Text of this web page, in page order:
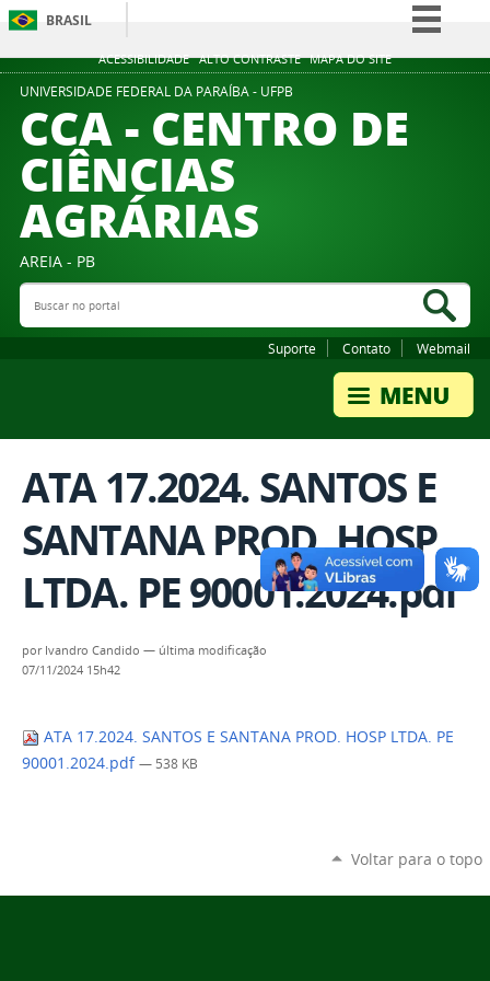
ACESSIBILIDADE ALTO CONTRASTE MAPA DO SITE
BRASIL
Simplifique!
Participe
UNIVERSIDADE FEDERAL DA PARAÍBA - UFPB
CCA - CENTRO DE
CIÊNCIAS
AGRÁRIAS
AREIA - PB
Buscar no portal
Suporte Contato Webmail
ATA 17.2024. SANTOS E
SANTANA PROD. HOSP
LTDA. PE 90001.2024.pdf
por Ivandro Candido — última modificação
07/11/2024 15h42
ATA 17.2024. SANTOS E SANTANA PROD. HOSP LTDA. PE
90001.2024.pdf — 538 KB
Voltar para o topo